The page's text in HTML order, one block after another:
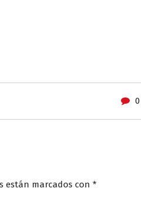
están marcados con *